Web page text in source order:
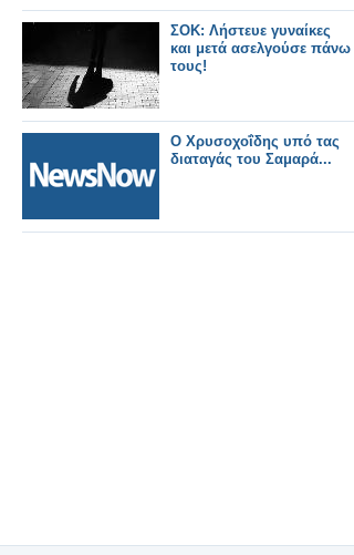
ΣΟΚ: Λήστευε γυναίκες
και μετά ασελγούσε πάνω
τους!
Ο Χρυσοχοΐδης υπό τας
διαταγάς του Σαμαρά...